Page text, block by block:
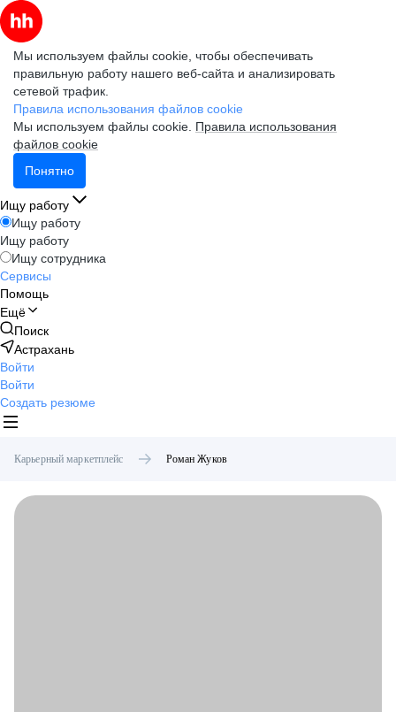
Мы используем файлы cookie, чтобы обеспечивать
правильную работу нашего веб-сайта и анализировать
сетевой трафик.
Правила использования файлов cookie
Мы используем файлы cookie. Правила использования
файлов cookie
Понятно
Ищу работу
Ищу работу
Ищу работу
Ищу сотрудника
Сервисы
Помощь
Ещё
Поиск
Астрахань
Войти
Войти
Создать резюме
Карьерный маркетплейс Роман Жуков